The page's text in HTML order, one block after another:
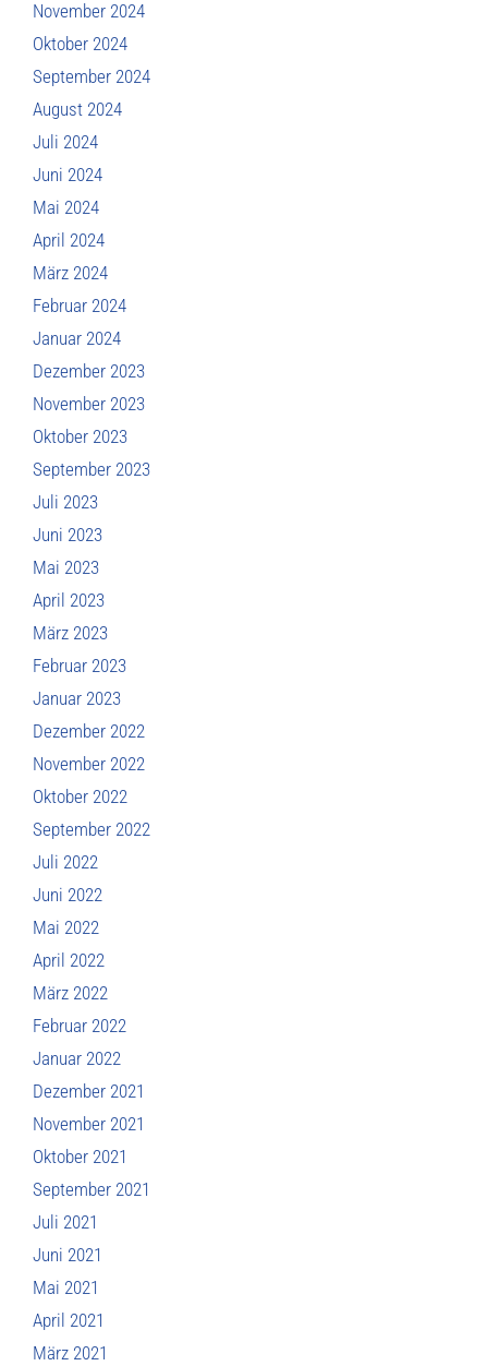
November 2024
Oktober 2024
September 2024
August 2024
Juli 2024
Juni 2024
Mai 2024
April 2024
März 2024
Februar 2024
Januar 2024
Dezember 2023
November 2023
Oktober 2023
September 2023
Juli 2023
Juni 2023
Mai 2023
April 2023
März 2023
Februar 2023
Januar 2023
Dezember 2022
November 2022
Oktober 2022
September 2022
Juli 2022
Juni 2022
Mai 2022
April 2022
März 2022
Februar 2022
Januar 2022
Dezember 2021
November 2021
Oktober 2021
September 2021
Juli 2021
Juni 2021
Mai 2021
April 2021
März 2021